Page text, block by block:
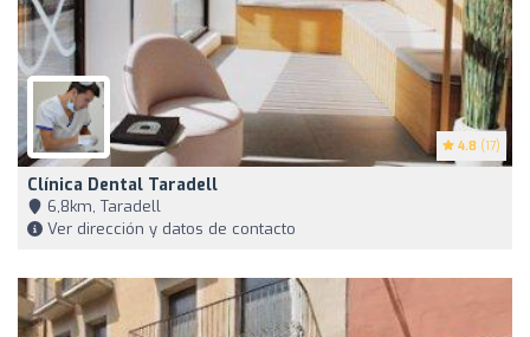
4.8 (17)
Clínica Dental Taradell
6,8km, Taradell
Ver dirección y datos de contacto